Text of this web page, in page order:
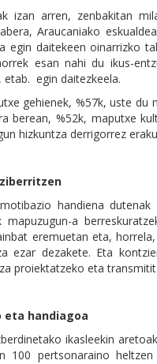
izan arren, zenbakitan
Araucaniako
egin daitekeen oinarrizko
esan nahi du ikus-
etab. egin daitezkeela.
gehienek, %57k, uste
berean, %52k, maputxe
hizkuntza derrigorrez
handiena
a
eremuetan eta,
ezar dezakete. Eta
proiektatzeko eta
eta handiagoa
ikasleekin
100 pertsonaraino